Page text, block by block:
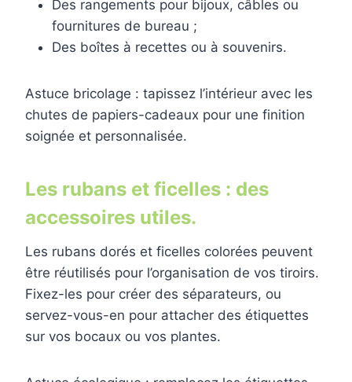
Des rangements pour bijoux, câbles ou
fournitures de bureau ;
Des boîtes à recettes ou à souvenirs.
Astuce bricolage : tapissez l’intérieur avec les
chutes de papiers-cadeaux pour une finition
soignée et personnalisée.
Les rubans et ficelles : des
accessoires utiles.
Les rubans dorés et ficelles colorées peuvent
être réutilisés pour l’organisation de vos tiroirs.
Fixez-les pour créer des séparateurs, ou
servez-vous-en pour attacher des étiquettes
sur vos bocaux ou vos plantes.